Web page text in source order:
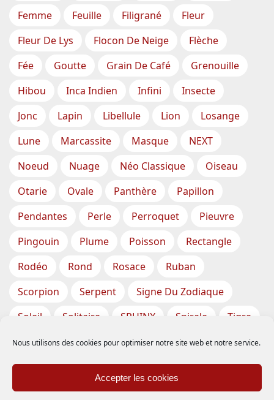
Nous utilisons des cookies pour optimiser notre site web et notre service.
Accepter les cookies
Femme
Feuille Filigrané
Fleur
Fleur De Lys
Flocon De Neige
Flèche
Fée
Goutte Grain De Café
Grenouille
Hibou
Inca Indien Infini
Insecte
Jonc
Lapin Libellule Lion
Losange
Lune
Marcassite Masque
NEXT
Noeud
Nuage Néo Classique
Oiseau
Otarie
Ovale Panthère
Papillon
Pendantes
Perle Perroquet
Pieuvre
Pingouin
Plume Poisson
Rectangle
Rodéo
Rond Rosace
Ruban
Scorpion
Serpent
Signe Du Zodiaque
Soleil
Solitaire SPHINX Spirale
Tigre
Torsade
Tortue Train
Tresse
Triangle
Trèfle Tête Vase
Étoile
Étoiles De Mer